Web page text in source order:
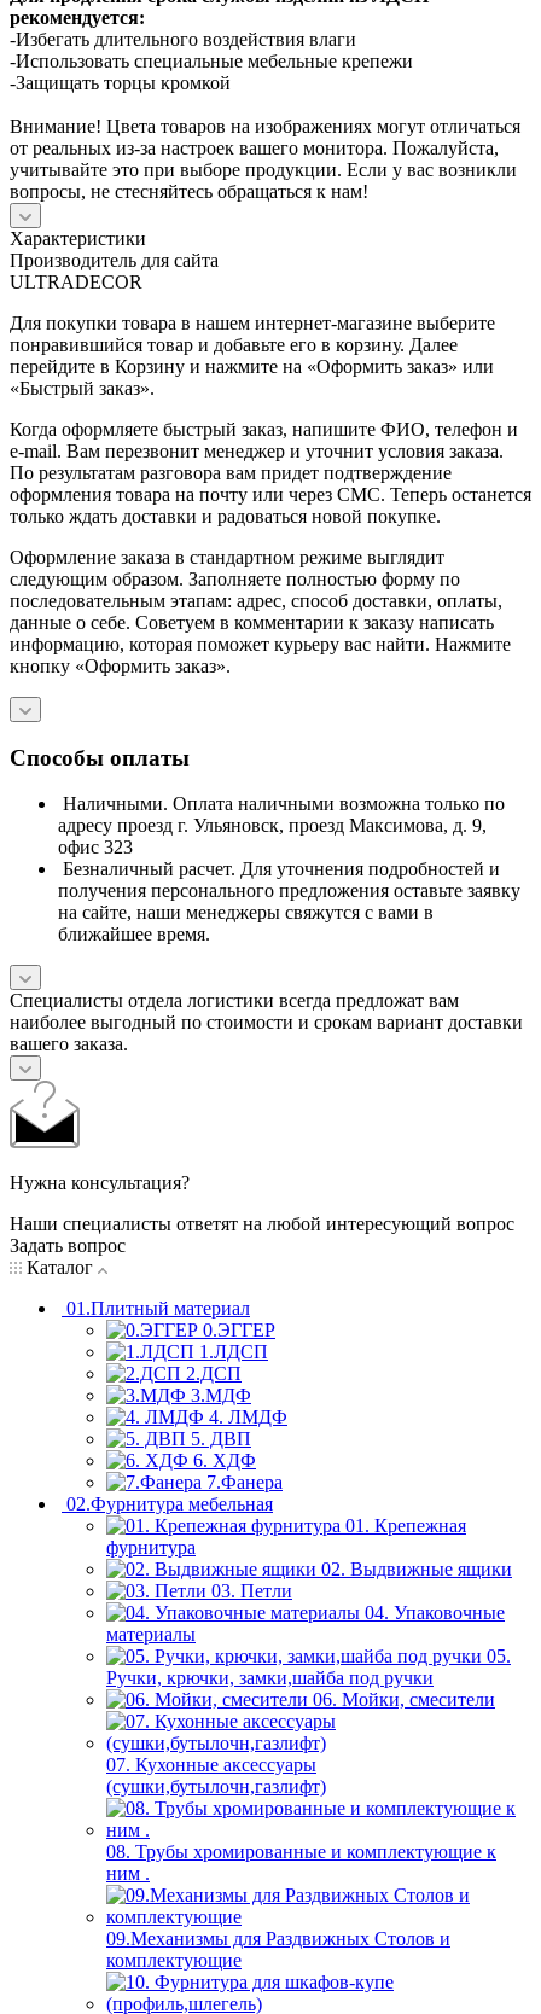
рекомендуется:
-Избегать длительного воздействия влаги
-Использовать специальные мебельные крепежи
-Защищать торцы кромкой
Внимание! Цвета товаров на изображениях могут отличаться
от реальных из-за настроек вашего монитора. Пожалуйста,
учитывайте это при выборе продукции. Если у вас возникли
вопросы, не стесняйтесь обращаться к нам!
Характеристики
Производитель для сайта
ULTRADECOR
Для покупки товара в нашем интернет-магазине выберите
понравившийся товар и добавьте его в корзину. Далее
перейдите в Корзину и нажмите на «Оформить заказ» или
«Быстрый заказ».
Когда оформляете быстрый заказ, напишите ФИО, телефон и
e-mail. Вам перезвонит менеджер и уточнит условия заказа.
По результатам разговора вам придет подтверждение
оформления товара на почту или через СМС. Теперь останется
только ждать доставки и радоваться новой покупке.
Оформление заказа в стандартном режиме выглядит
следующим образом. Заполняете полностью форму по
последовательным этапам: адрес, способ доставки, оплаты,
данные о себе. Советуем в комментарии к заказу написать
информацию, которая поможет курьеру вас найти. Нажмите
кнопку «Оформить заказ».
Способы оплаты
Наличными. Оплата наличными возможна только по
адресу проезд г. Ульяновск, проезд Максимова, д. 9,
офис 323
Безналичный расчет. Для уточнения подробностей и
получения персонального предложения оставьте заявку
на сайте, наши менеджеры свяжутся с вами в
ближайшее время.
Специалисты отдела логистики всегда предложат вам
наиболее выгодный по стоимости и срокам вариант доставки
вашего заказа.
Нужна консультация?
Наши специалисты ответят на любой интересующий вопрос
Задать вопрос
Каталог
01.Плитный материал
0.ЭГГЕР
1.ЛДСП
2.ДСП
3.МДФ
4. ЛМДФ
5. ДВП
6. ХДФ
7.Фанера
02.Фурнитура мебельная
01. Крепежная
фурнитура
02. Выдвижные ящики
03. Петли
04. Упаковочные
материалы
05.
Ручки, крючки, замки,шайба под ручки
06. Мойки, смесители
07. Кухонные аксессуары
(сушки,бутылочн,газлифт)
08. Трубы хромированные и комплектующие к
ним .
09.Механизмы для Раздвижных Столов и
комплектующие